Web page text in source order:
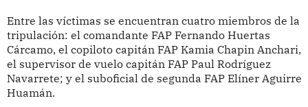
Entre las víctimas se encuentran cuatro miembros de la
tripulación: el comandante FAP Fernando Huertas
Cárcamo, el copiloto capitán FAP Kamia Chapin Anchari,
el supervisor de vuelo capitán FAP Paul Rodríguez
Navarrete; y el suboficial de segunda FAP Elíner Aguirre
Huamán.